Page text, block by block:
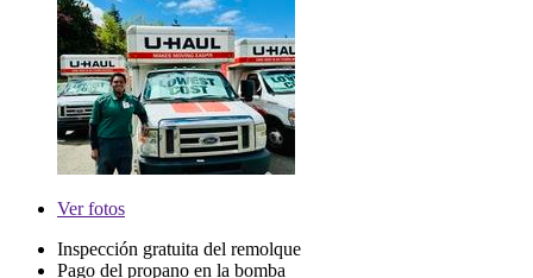
Verfotos
Inspección gratuita del remolque
Pago del propano en la bomba